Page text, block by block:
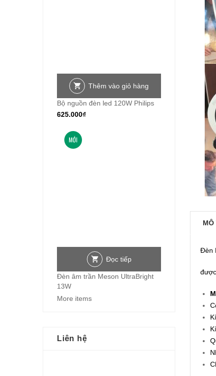
MÔ
Đèn
Thêm vào giỏ hàng
Bộ nguồn đèn led 120W Philips
625.000₫
MỚI
Đọc tiếp
Đèn âm trần Meson UltraBright
13W
More items
Liên hệ